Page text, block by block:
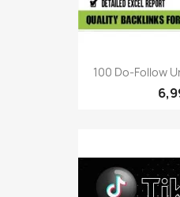
100 Do-Follow